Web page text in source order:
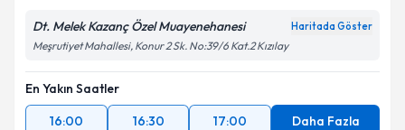
Dt. Melek Kazanç Özel Muayenehanesi Haritada Göster
Meşrutiyet Mahallesi, Konur 2 Sk. No:39/6 Kat.2 Kızılay
En Yakın Saatler
16:00
16:30 17:00 Daha Fazla